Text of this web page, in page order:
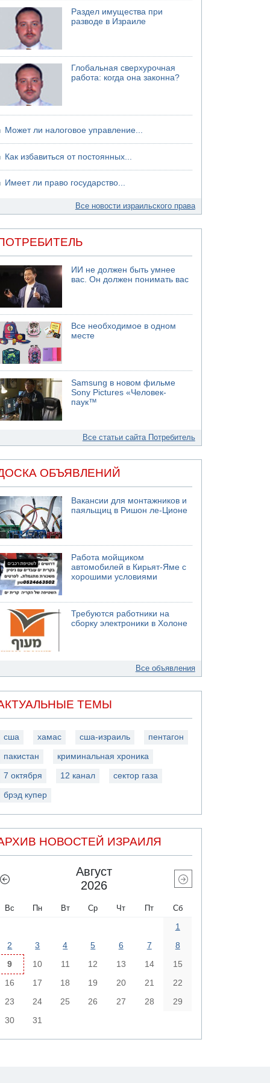
Раздел имущества при
разводе в Израиле
Глобальная сверхурочная
работа: когда она законна?
Может ли налоговое управление...
Как избавиться от постоянных...
Имеет ли право государство...
Все новости израильского права
ИИ не должен быть умнее
вас. Он должен понимать вас
Все необходимое в одном
месте
Samsung в новом фильме
Sony Pictures «Человек-
паук™
Все статьи сайта Потребитель
ОБЪЯВЛЕНИЙ
Вакансии для монтажников и
паяльщиц в Ришон ле-Ционе
Работа мойщиком
автомобилей в Кирьят-Яме с
хорошими условиями
Требуются работники на
сборку электроники в Холоне
Все объявления
ТЕМЫ
сша хамас сша-израиль пентагон
пакистан криминальная хроника
7 октября 12 канал сектор газа
брэд купер
НОВОСТЕЙ ИЗРАИЛЯ
Август
2026
Вс Пн Вт Ср Чт Пт Сб
1
2
3 4 5 6 7
8
9
10 11 12 13 14
15
16
17 18 19 20 21
22
23
24 25 26 27 28
29
30
31